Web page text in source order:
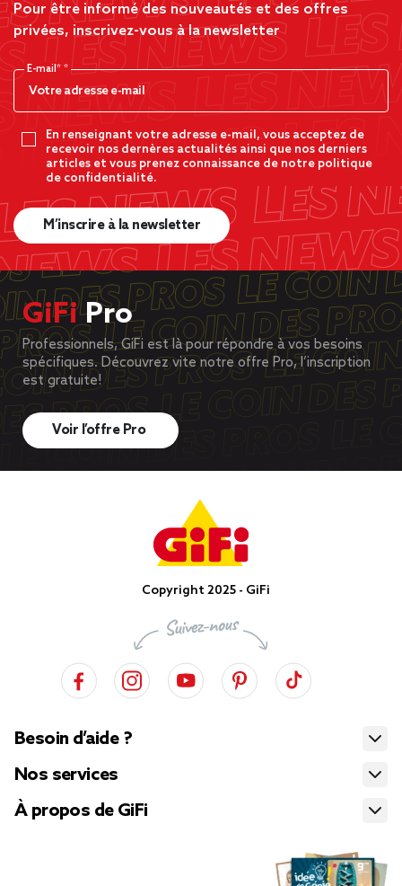
Pour être informé des nouveautés et des offres
privées, inscrivez-vous à la newsletter
E-mail*
En renseignant votre adresse e-mail, vous acceptez de
recevoir nos dernères actualités ainsi que nos derniers
articles et vous prenez connaissance de notre politique
de confidentialité.
M’inscrire à la newsletter
GiFiPro
Professionnels, GiFi est là pour répondre à vos besoins
spécifiques. Découvrez vite notre offre Pro, l’inscription
est gratuite!
Voir l’offre Pro
Copyright 2025 - GiFi
Besoin d’aide ?
Nos services
À propos de GiFi